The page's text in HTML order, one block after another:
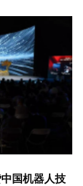
国机器人技